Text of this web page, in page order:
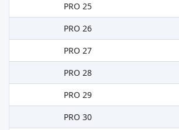
PRO 25
PRO 26
PRO 27
PRO 28
PRO 29
PRO 30